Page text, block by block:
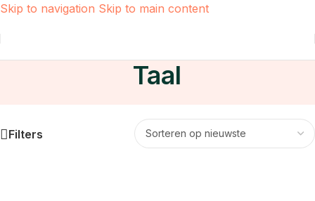
Skip to navigation Skip to main content
Taal
Filters